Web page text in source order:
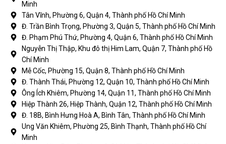
Minh
Tân Vĩnh, Phường 6, Quận 4, Thành phố Hồ Chí Minh
Đ. Trần Bình Trọng, Phường 3, Quận 5, Thành phố Hồ Chí Minh
Đ. Phạm Phú Thứ, Phường 4, Quận 6, Thành phố Hồ Chí Minh
Nguyễn Thị Thập, Khu đô thị Him Lam, Quận 7, Thành phố Hồ
Chí Minh
Mễ Cốc, Phường 15, Quận 8, Thành phố Hồ Chí Minh
Đ. Thành Thái, Phường 12, Quận 10, Thành phố Hồ Chí Minh
Ông Ích Khiêm, Phường 14, Quận 11, Thành phố Hồ Chí Minh
Hiệp Thành 26, Hiệp Thành, Quận 12, Thành phố Hồ Chí Minh
Đ. 18B, Bình Hưng Hoà A, Bình Tân, Thành phố Hồ Chí Minh
Ung Văn Khiêm, Phường 25, Bình Thạnh, Thành phố Hồ Chí
Minh